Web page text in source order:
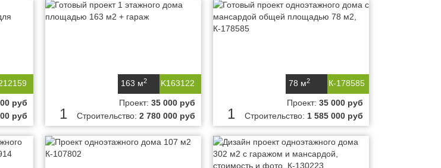
руб
руб
K163122
163 м2
1
Проект:35 000 руб
Строительство:2 780 000 руб
К-178585
78 м2
1
Проект:35 000 руб
Строительство: 1 585 000 руб